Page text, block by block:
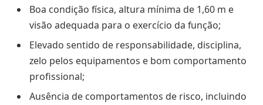
Boa condição física, altura mínima de 1,60 m e
visão adequada para o exercício da função;
Elevado sentido de responsabilidade, disciplina,
zelo pelos equipamentos e bom comportamento
profissional;
Ausência de comportamentos de risco, incluindo